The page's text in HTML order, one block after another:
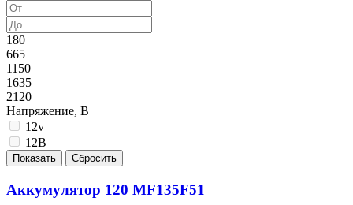
180
665
1150
1635
2120
Напряжение, В
12v
12В
Аккумулятор 120 MF135F51